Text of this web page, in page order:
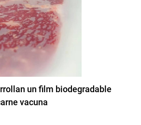
un film biodegradable
vacuna